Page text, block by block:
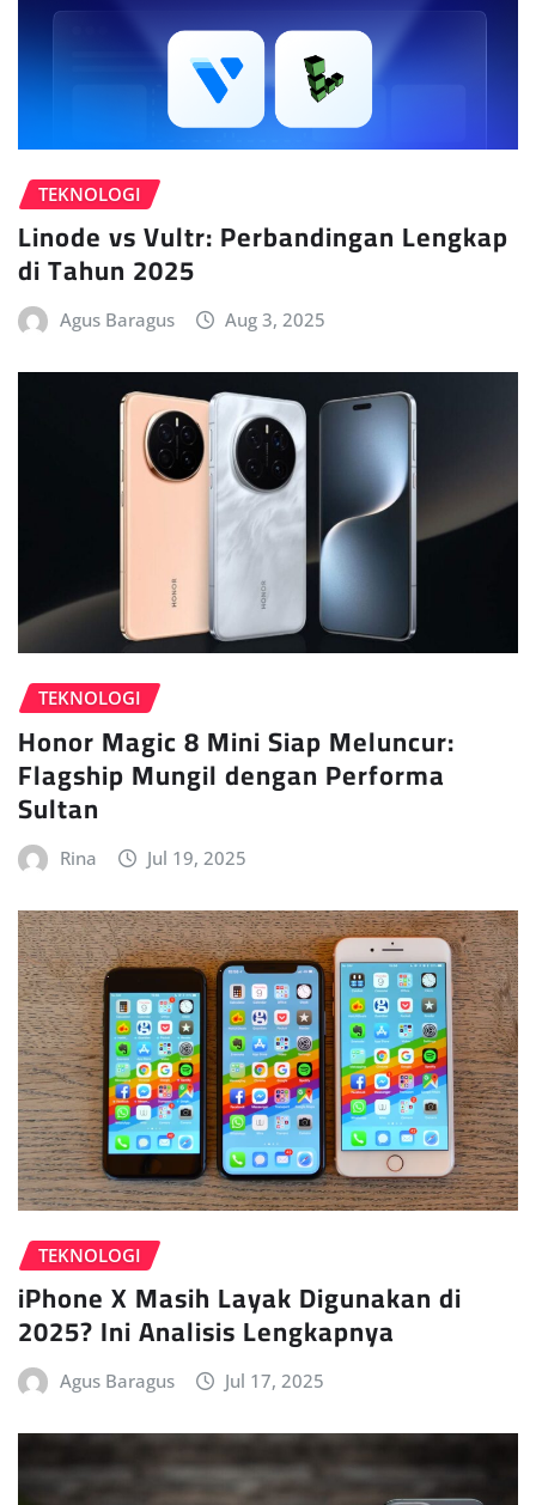
TEKNOLOGI
Linode vs Vultr: Perbandingan Lengkap
di Tahun 2025
Agus Baragus Aug 3, 2025
TEKNOLOGI
Honor Magic 8 Mini Siap Meluncur:
Flagship Mungil dengan Performa
Sultan
Rina Jul 19, 2025
TEKNOLOGI
iPhone X Masih Layak Digunakan di
2025? Ini Analisis Lengkapnya
Agus Baragus Jul 17, 2025